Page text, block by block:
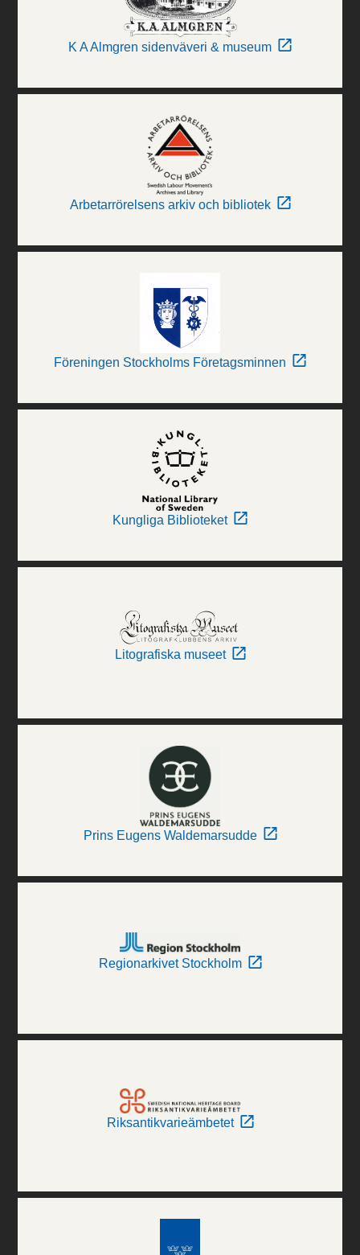
K A Almgren sidenväveri & museum
Arbetarrörelsens arkiv och bibliotek
Föreningen Stockholms Företagsminnen
Kungliga Biblioteket
Litografiska museet
Prins Eugens Waldemarsudde
Regionarkivet Stockholm
Riksantikvarieämbetet